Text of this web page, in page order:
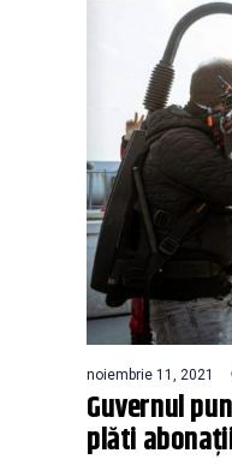
noiembrie 11, 2021
Guvernul
plăti